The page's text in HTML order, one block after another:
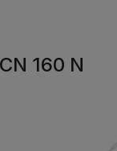
160 N